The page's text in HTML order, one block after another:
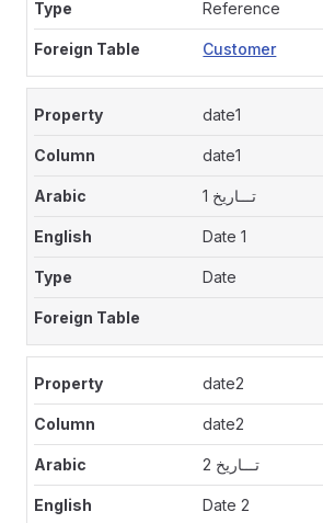
Reference
Customer
date1
date1
تـــاريخ 1
Date 1
Date
date2
date2
تـــاريخ 2
Date 2